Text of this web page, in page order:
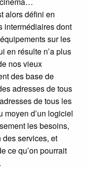
alors défini en
intermédiaires dont
sur les
en résulte n’a plus
nos vieux
des base de
adresses de tous
de tous les
moyen d’un logiciel
les besoins,
des services, et
ce qu’on pourrait